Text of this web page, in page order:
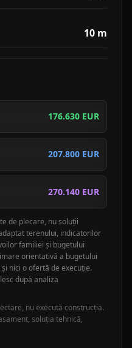
10 m
176.630 EUR
207.800 EUR
270.140 EUR
de plecare, nu soluții
terenului, indicatorilor
familiei și bugetului
orientativă a bugetului
nici o ofertă de execuție.
după analiza
nu execută construcția.
soluția tehnică,